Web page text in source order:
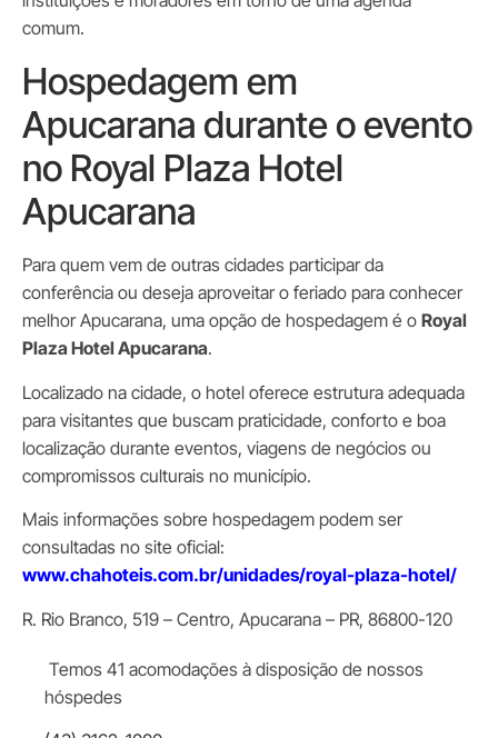
comum.
Hospedagem em
Apucarana durante o evento
no Royal Plaza Hotel
Apucarana
Para quem vem de outras cidades participar da
conferência ou deseja aproveitar o feriado para conhecer
melhor Apucarana, uma opção de hospedagem é o Royal
Plaza Hotel Apucarana.
Localizado na cidade, o hotel oferece estrutura adequada
para visitantes que buscam praticidade, conforto e boa
localização durante eventos, viagens de negócios ou
compromissos culturais no município.
Mais informações sobre hospedagem podem ser
consultadas no site oficial:
www.chahoteis.com.br/unidades/royal-plaza-hotel/
R. Rio Branco, 519 – Centro, Apucarana – PR, 86800-120
Temos 41 acomodações à disposição de nossos
hóspedes